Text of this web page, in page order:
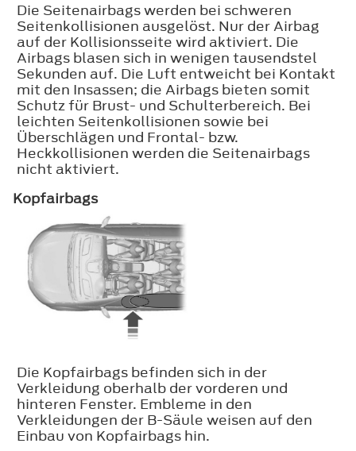
Die Seitenairbags werden bei schweren
Seitenkollisionen ausgelöst. Nur der Airbag
auf der Kollisionsseite wird aktiviert. Die
Airbags blasen sich in wenigen tausendstel
Sekunden auf. Die Luft entweicht bei Kontakt
mit den Insassen; die Airbags bieten somit
Schutz für Brust- und Schulterbereich. Bei
leichten Seitenkollisionen sowie bei
Überschlägen und Frontal- bzw.
Heckkollisionen werden die Seitenairbags
nicht aktiviert.
Kopfairbags
Die Kopfairbags befinden sich in der
Verkleidung oberhalb der vorderen und
hinteren Fenster. Embleme in den
Verkleidungen der B-Säule weisen auf den
Einbau von Kopfairbags hin.